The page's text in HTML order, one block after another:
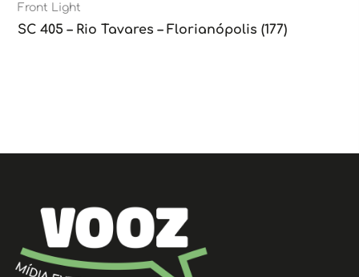
Front Light
SC 405 – Rio Tavares – Florianópolis (177)